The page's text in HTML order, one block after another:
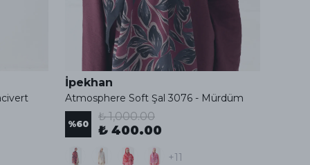
İpekhan
Atmosphere Soft Şal 3076 - Mürdüm
%60
₺ 1,000.00
₺ 400.00
+11